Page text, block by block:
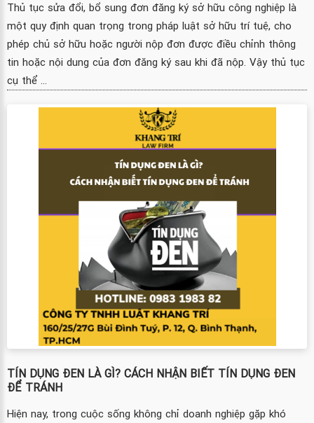
Thủ tục sửa đổi, bổ sung đơn đăng ký sở hữu công nghiệp là
một quy định quan trọng trong pháp luật sở hữu trí tuệ, cho
phép chủ sở hữu hoặc người nộp đơn được điều chỉnh thông
tin hoặc nội dung của đơn đăng ký sau khi đã nộp. Vậy thủ tục
cụ thể ...
TÍN DỤNG ĐEN LÀ GÌ? CÁCH NHẬN BIẾT TÍN DỤNG ĐEN
ĐỂ TRÁNH
Hiện nay, trong cuộc sống không chỉ doanh nghiệp gặp khó